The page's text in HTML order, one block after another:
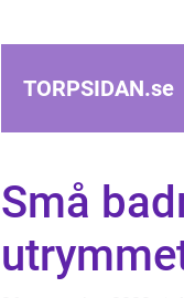
TORPSIDAN.se
Små